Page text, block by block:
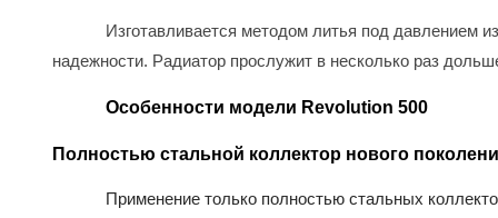
Изготавливается методом литья под давлением
надежности. Радиатор прослужит в несколько раз
Особенности модели Revolution 500
Полностью стальной коллектор нового
Применение только полностью стальных